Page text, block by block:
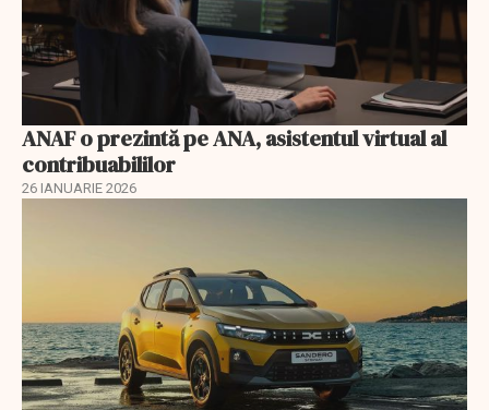
ANAF o prezintă pe ANA, asistentul virtual al
contribuabililor
26 IANUARIE 2026